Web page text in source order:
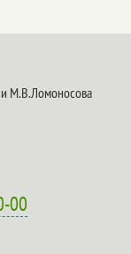
М.В.Ломоносова
00